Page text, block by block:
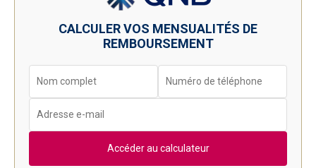
CALCULER VOS MENSUALITÉS DE
REMBOURSEMENT
Accéder au calculateur